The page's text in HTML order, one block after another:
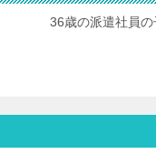
36歳の派遣社員の